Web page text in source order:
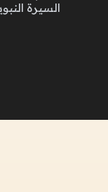
السيرة